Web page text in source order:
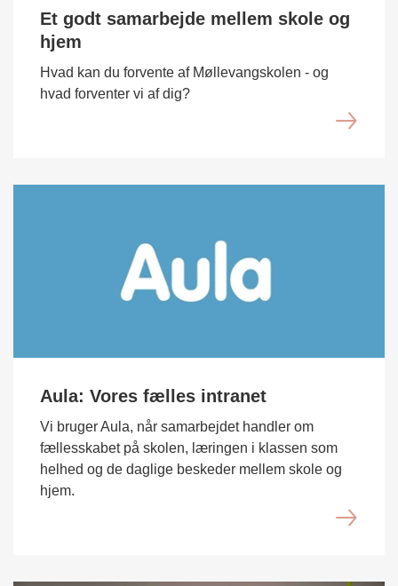
Et godt samarbejde mellem skole og
hjem
Hvad kan du forvente af Møllevangskolen - og
hvad forventer vi af dig?
Aula: Vores fælles intranet
Vi bruger Aula, når samarbejdet handler om
fællesskabet på skolen, læringen i klassen som
helhed og de daglige beskeder mellem skole og
hjem.